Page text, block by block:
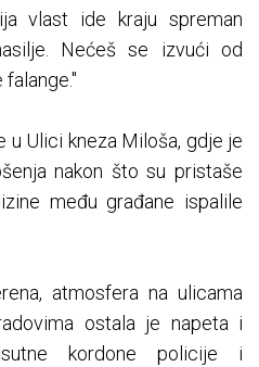
vlast ide kraju spreman
Nećeš se izvući od
u Ulici kneza Miloša, gdje je
nakon što su pristaše
među građane ispalile
atmosfera na ulicama
ostala je napeta i
kordone policije i